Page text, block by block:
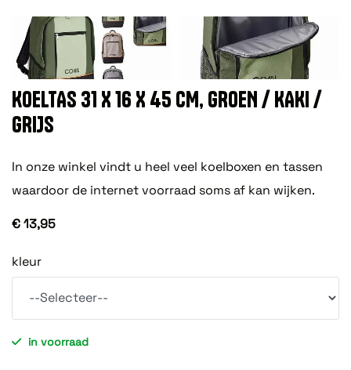
KOELTAS 31 X 16 X 45 CM, GROEN / KAKI /
GRIJS
In onze winkel vindt u heel veel koelboxen en tassen
waardoor de internet voorraad soms af kan wijken.
€ 13,95
kleur
in voorraad